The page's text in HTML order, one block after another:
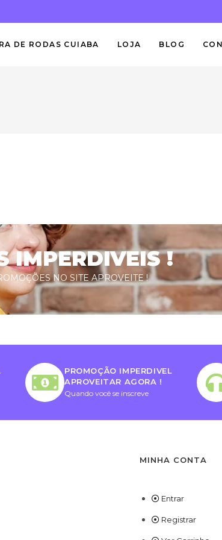
DE RODAS CUIABA LOJA BLOG
IMPERDIVEIS !
NO SITE APROVEITE !
PROMOÇÃO IMPERDIVEL
APROVEITAR AGORA !
Quando você se inscreve
MINHA CONTA
Entrar
Registrar